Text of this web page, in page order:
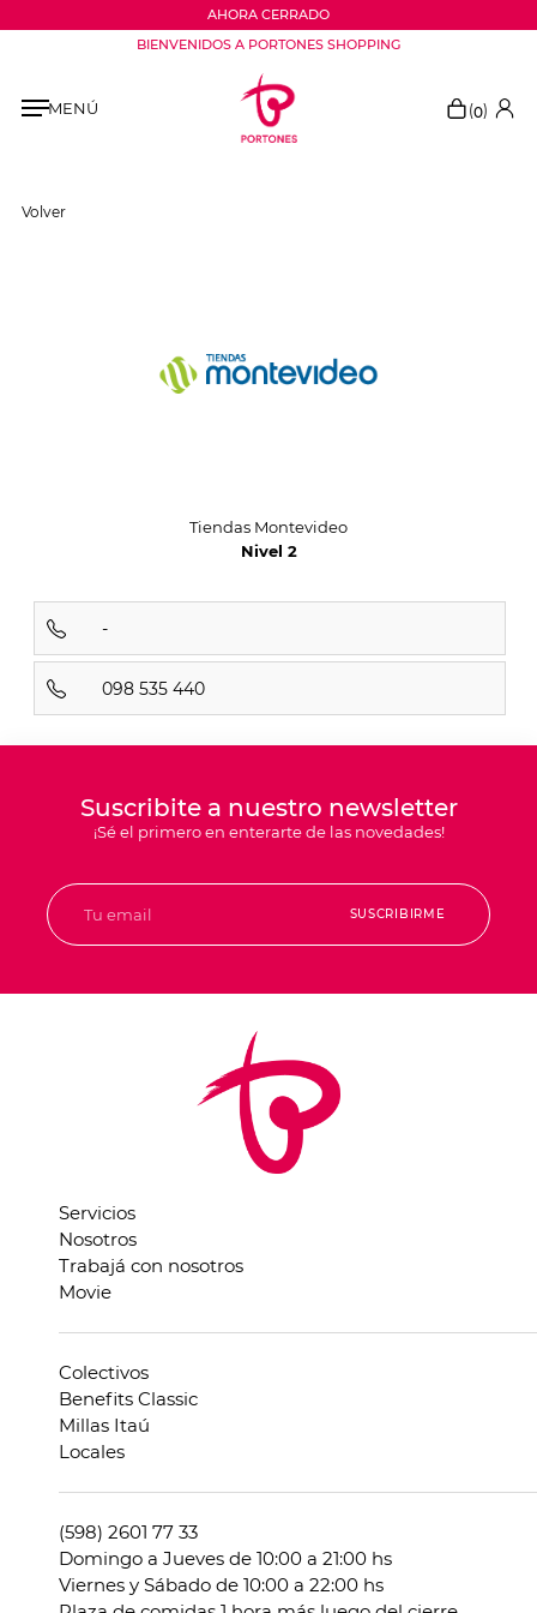
AHORA CERRADO
BIENVENIDOS A PORTONES SHOPPING
MENÚ (0)
Volver
Tiendas Montevideo
Nivel 2
-
098 535 440
Suscribite a nuestro newsletter
¡Sé el primero en enterarte de las novedades!
SUSCRIBIRME
Servicios
Nosotros
Trabajá con nosotros
Movie
Colectivos
Benefits Classic
Millas Itaú
Locales
(598) 2601 77 33
Domingo a Jueves de 10:00 a 21:00 hs
Viernes y Sábado de 10:00 a 22:00 hs